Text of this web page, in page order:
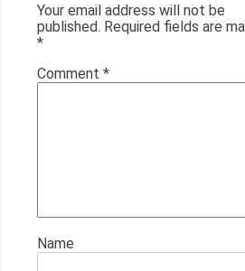
Your email address will not be
published. Required fields are
*
Comment *
Name